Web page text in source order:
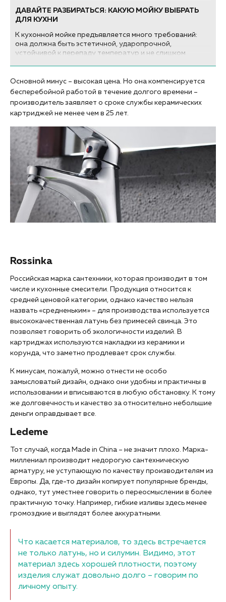
ДАВАЙТЕ РАЗБИРАТЬСЯ: КАКУЮ МОЙКУ ВЫБРАТЬ
ДЛЯ КУХНИ
К кухонной мойке предъявляется много требований:
она должна быть эстетичной, ударопрочной,
устойчивой к перепаду температур и не слишком
Основной минус – высокая цена. Но она компенсируется
бесперебойной работой в течение долгого времени –
производитель заявляет о сроке службы керамических
картриджей не менее чем в 25 лет.
Rossinka
Российская марка сантехники, которая производит в том
числе и кухонные смесители. Продукция относится к
средней ценовой категории, однако качество нельзя
назвать «средненьким» – для производства используется
высококачественная латунь без примесей свинца. Это
позволяет говорить об экологичности изделий. В
картриджах используются накладки из керамики и
корунда, что заметно продлевает срок службы.
К минусам, пожалуй, можно отнести не особо
замысловатый дизайн, однако они удобны и практичны в
использовании и вписываются в любую обстановку. К тому
же долговечность и качество за относительно небольшие
деньги оправдывает все.
Ledeme
Тот случай, когда Made in China – не значит плохо. Марка-
миллениал производит недорогую сантехническую
арматуру, не уступающую по качеству производителям из
Европы. Да, где-то дизайн копирует популярные бренды,
однако, тут уместнее говорить о переосмыслении в более
практичную точку. Например, гибкие изливы здесь менее
громоздкие и выглядят более аккуратными.
Что касается материалов, то здесь встречается
не только латунь, но и силумин. Видимо, этот
материал здесь хорошей плотности, поэтому
изделия служат довольно долго – говорим по
личному опыту.